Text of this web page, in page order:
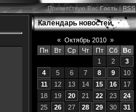
Приветствую ВасГость|RSS
Календарь новостей
« Октябрь 2010 »
Пн
Вт Ср Чт Пт Сб
Вс
1
2
3
4
5 6 7 8 9
10
11
12 13 14 15 16
17
18
19 20 21 22 23
24
25
26 27 28 29 30 31